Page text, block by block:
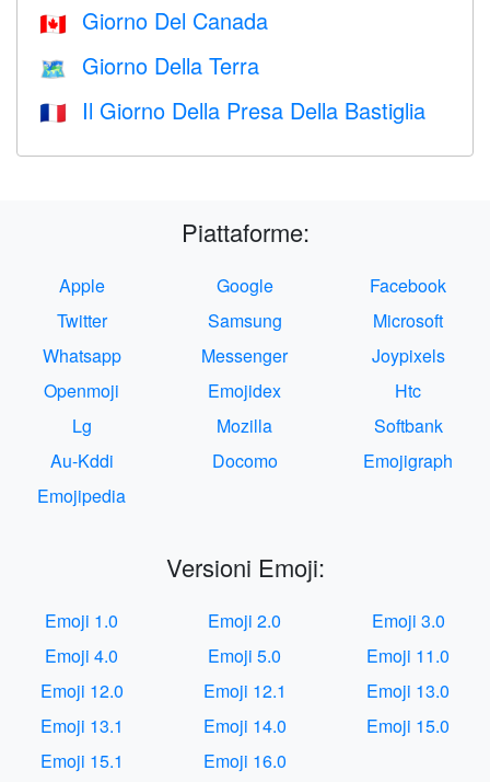
🇨🇦 Giorno Del Canada
🗺️ Giorno Della Terra
🇫🇷 Il Giorno Della Presa Della Bastiglia
Piattaforme:
Apple Google
Facebook
Twitter
Samsung
Microsoft
Whatsapp
Messenger
Joypixels
Openmoji
Emojidex
Htc
Lg
Mozilla
Softbank
Au-Kddi
Docomo
Emojigraph
Emojipedia
Versioni Emoji:
Emoji 1.0 Emoji 2.0
Emoji 3.0
Emoji 4.0
Emoji 5.0
Emoji 11.0
Emoji 12.0
Emoji 12.1
Emoji 13.0
Emoji 13.1
Emoji 14.0
Emoji 15.0
Emoji 15.1
Emoji 16.0